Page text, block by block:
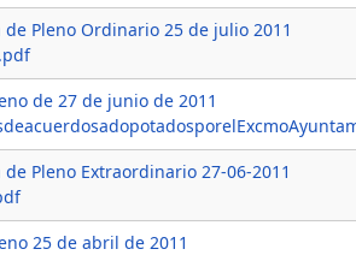
Pleno Ordinario 25 de julio 2011
de 27 de junio de 2011
Pleno Extraordinario 27-06-2011
25 de abril de 2011